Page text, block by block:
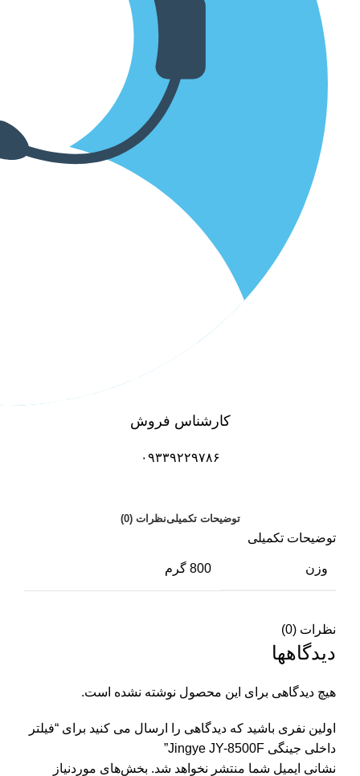
کارشناس فروش
۰۹۳۳۹۲۲۹۷۸۶
توضیحات تکمیلینظرات (0)
توضیحات تکمیلی
وزن 800 گرم
نظرات (0)
دیدگاهها
هیچ دیدگاهی برای این محصول نوشته نشده است.
اولین نفری باشید که دیدگاهی را ارسال می کنید برای “فیلتر
داخلی جینگی Jingye JY-8500F”
نشانی ایمیل شما منتشر نخواهد شد. بخش‌های موردنیاز